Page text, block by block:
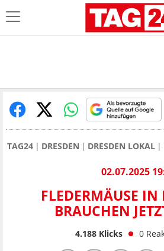
TAG24 DRESDEN DRESDEN LOKAL
02.07.2025
FLEDERMÄUSE IN
BRAUCHEN
4.188Klicks 0